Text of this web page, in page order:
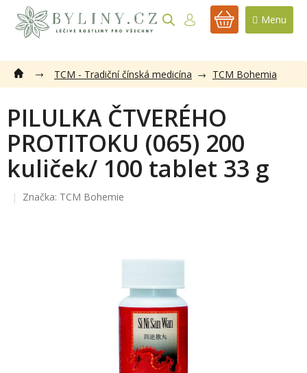
obsah
NÁKUPNÍ
TCM - Tradiční čínská medicína TCM Bohemia
PILULKA ČTVERÉHO
PROTITOKU (065) 200
kuliček/ 100 tablet 33 g
Značka: TCM Bohemie